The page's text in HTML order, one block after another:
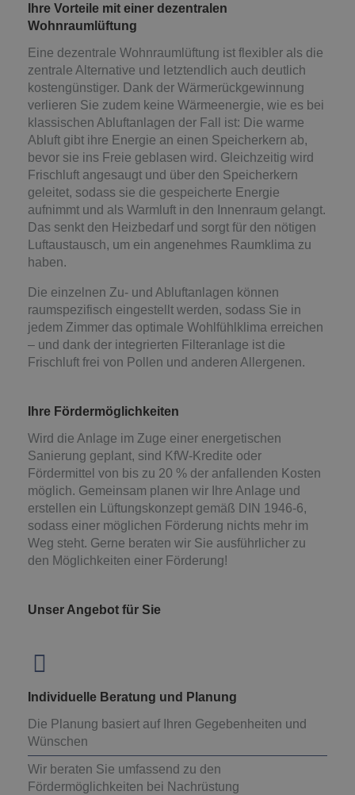
Ihre Vorteile mit einer dezentralen
Wohnraumlüftung
Eine dezentrale Wohnraumlüftung ist flexibler als die
zentrale Alternative und letztendlich auch deutlich
kostengünstiger. Dank der Wärmerückgewinnung
verlieren Sie zudem keine Wärmeenergie, wie es bei
klassischen Abluftanlagen der Fall ist: Die warme
Abluft gibt ihre Energie an einen Speicherkern ab,
bevor sie ins Freie geblasen wird. Gleichzeitig wird
Frischluft angesaugt und über den Speicherkern
geleitet, sodass sie die gespeicherte Energie
aufnimmt und als Warmluft in den Innenraum gelangt.
Das senkt den Heizbedarf und sorgt für den nötigen
Luftaustausch, um ein angenehmes Raumklima zu
haben.
Die einzelnen Zu- und Abluftanlagen können
raumspezifisch eingestellt werden, sodass Sie in
jedem Zimmer das optimale Wohlfühlklima erreichen
– und dank der integrierten Filteranlage ist die
Frischluft frei von Pollen und anderen Allergenen.
Ihre Fördermöglichkeiten
Wird die Anlage im Zuge einer energetischen
Sanierung geplant, sind KfW-Kredite oder
Fördermittel von bis zu 20 % der anfallenden Kosten
möglich. Gemeinsam planen wir Ihre Anlage und
erstellen ein Lüftungskonzept gemäß DIN 1946-6,
sodass einer möglichen Förderung nichts mehr im
Weg steht. Gerne beraten wir Sie ausführlicher zu
den Möglichkeiten einer Förderung!
Unser Angebot für Sie
Individuelle Beratung und Planung
Die Planung basiert auf Ihren Gegebenheiten und
Wünschen
Wir beraten Sie umfassend zu den
Fördermöglichkeiten bei Nachrüstung